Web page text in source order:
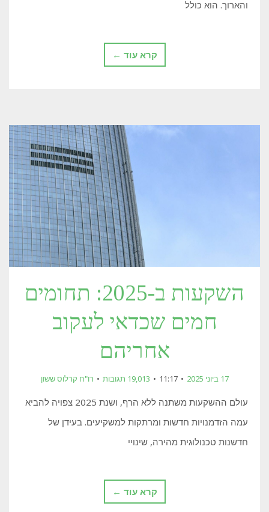
והארוך. הוא כולל
קרא עוד ←
השקעות ב-2025: תחומים
חמים שכדאי לעקוב
אחריהם
17 ביוני 2025 11:17 19,013 תגובות רו"ח קרלוס ששון
עולם ההשקעות משתנה ללא הרף, ושנת 2025 צפויה להביא
עמה הזדמנויות חדשות ומרתקות למשקיעים. בעידן של
חדשנות טכנולוגית מהירה, שינויי
קרא עוד ←